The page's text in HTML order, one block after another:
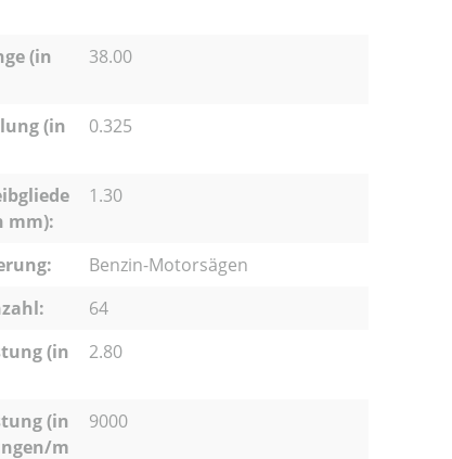
(in
38.00
(in
0.325
mm):
1.30
Benzin-Motorsägen
64
(in
2.80
(in
m
9000